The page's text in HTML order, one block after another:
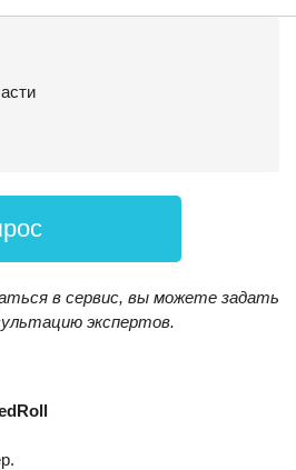
в сервис, вы можете задать
экспертов.